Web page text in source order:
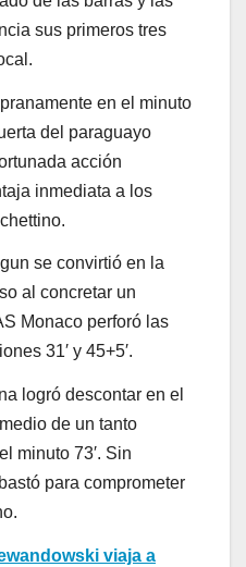
sus primeros tres
en el minuto
del paraguayo
acción
inmediata a los
se convirtió en la
al concretar un
Monaco perforó las
31′ y 45+5′.
logró descontar en el
de un tanto
minuto 73′. Sin
para comprometer
viaja a